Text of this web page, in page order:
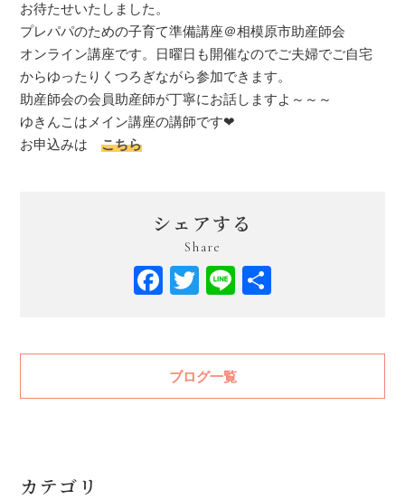
お待たせいたしました。
プレパパのための子育て準備講座＠相模原市助産師会
オンライン講座です。日曜日も開催なのでご夫婦でご自宅
からゆったりくつろぎながら参加できます。
助産師会の会員助産師が丁寧にお話しますよ～～～
ゆきんこはメイン講座の講師です❤
お申込みはこちら
シェアする
Share
Facebook
Twitter
Line
ブログ一覧
カテゴリ